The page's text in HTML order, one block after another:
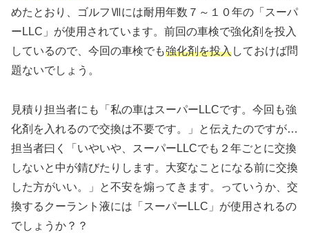
めたとおり、ゴルフⅦには耐用年数７～１０年の「スーパ
ーLLC」が使用されています。前回の車検で強化剤を投入
しているので、今回の車検でも強化剤を投入しておけば問
題ないでしょう。
見積り担当者にも「私の車はスーパーLLCです。今回も強
化剤を入れるので交換は不要です。」と伝えたのですが…
担当者曰く「いやいや、スーパーLLCでも２年ごとに交換
しないと中が錆びたりします。大変なことになる前に交換
した方がいい。」と不安を煽ってきます。っていうか、交
換するクーラント液には「スーパーLLC」が使用されるの
でしょうか？？